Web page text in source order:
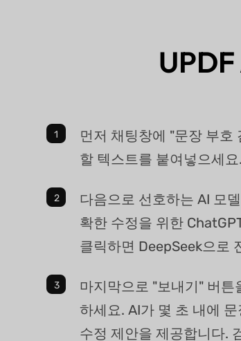
먼저 채팅창에 "문장 부호
할 텍스트를 붙여넣으세요.
다음으로 선호하는 AI 모
확한 수정을 위한
클릭하면 DeepSeek으로
마지막으로 "보내기" 버
하세요. AI가 몇 초 내에
수정 제안을 제공합니다.